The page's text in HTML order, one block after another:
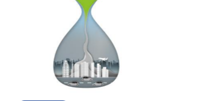
ACTUALITÉ